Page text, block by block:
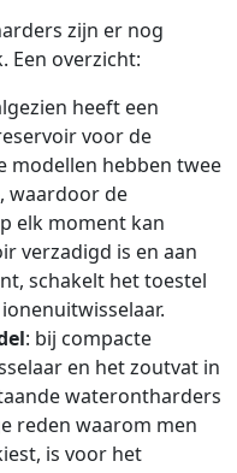
zijn er nog
Een overzicht:
heeft een
voor de
modellen hebben twee
waardoor de
elk moment kan
verzadigd is en aan
schakelt het toestel
: bij compacte
en het zoutvat in
waterontharders
reden waarom men
is voor het